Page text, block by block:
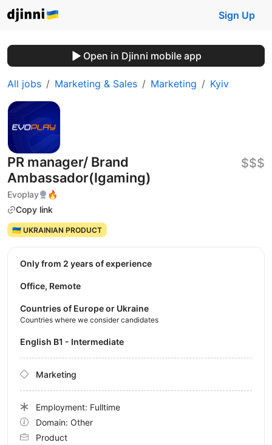
Sign Up
Open in Djinni mobile app
All jobs Marketing & Sales Marketing Kyiv
PR manager/ Brand
Ambassador(Igaming)
Evoplay
🔥
Copy link
$$$
🇺🇦 UKRAINIAN PRODUCT
Only from 2 years of experience
Office, Remote
Countries of Europe or Ukraine
Countries where we consider candidates
English B1 - Intermediate
Marketing
Employment: Fulltime
Domain: Other
Product